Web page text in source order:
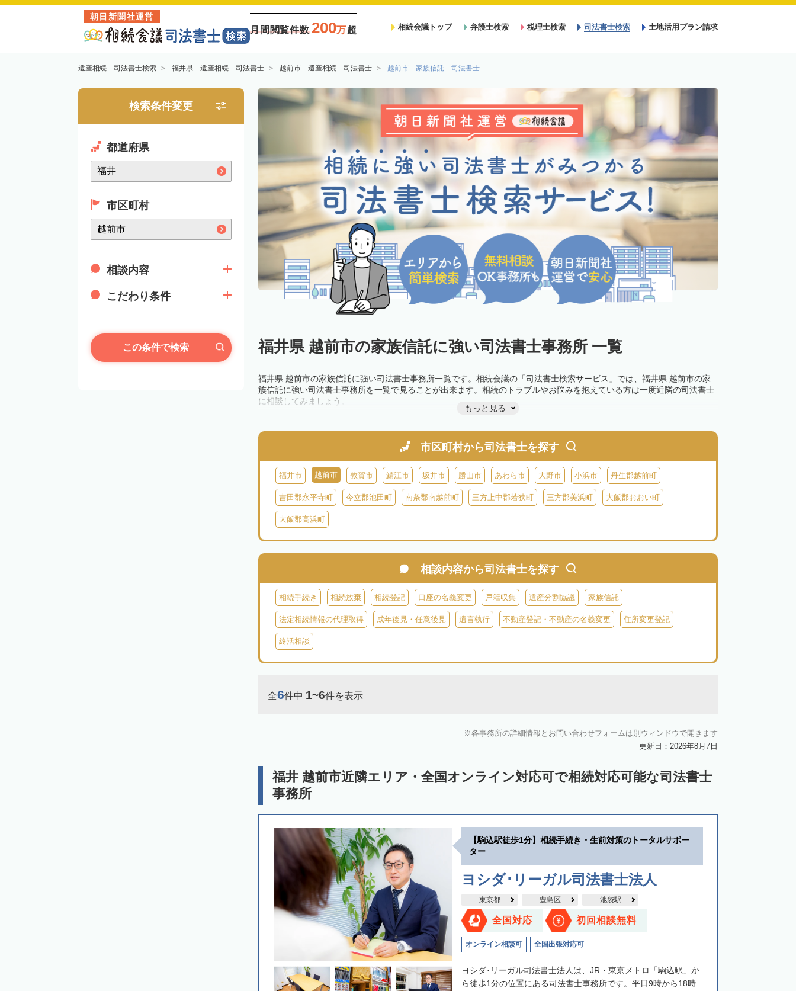
朝日新聞社運営
月間閲覧件数 200万超 相続会議トップ 弁護士検索 税理士検索 司法書士検索 土地活用プラン請求
遺産相続 司法書士検索 福井県 遺産相続 司法書士 越前市 遺産相続 司法書士 越前市 家族信託 司法書士
検索条件変更
都道府県
市区町村
相談内容
こだわり条件
この条件で検索 福井県 越前市の家族信託に強い司法書士事務所 一覧
福井県 越前市の家族信託に強い司法書士事務所一覧です。相続会議の「司法書士検索サービス」では、福井県 越前市の家
族信託に強い司法書士事務所を一覧で見ることが出来ます。相続のトラブルやお悩みを抱えている方は一度近隣の司法書士
に相談してみましょう。
もっと見る
市区町村から司法書士を探す
福井市 越前市 敦賀市 鯖江市 坂井市 勝山市 あわら市 大野市 小浜市 丹生郡越前町
吉田郡永平寺町 今立郡池田町 南条郡南越前町 三方上中郡若狭町 三方郡美浜町 大飯郡おおい町
大飯郡高浜町
相談内容から司法書士を探す
相続手続き 相続放棄 相続登記 口座の名義変更 戸籍収集 遺産分割協議 家族信託
法定相続情報の代理取得 成年後見・任意後見 遺言執行 不動産登記・不動産の名義変更 住所変更登記
終活相談
全6件中 1~6件を表示
各事務所の詳細情報とお問い合わせフォームは別ウィンドウで開きます
更新日：2026年8月7日
福井 越前市近隣エリア・全国オンライン対応可で相続対応可能な司法書士
事務所
【駒込駅徒歩1分】相続手続き・生前対策のトータルサポー
ター
ヨシダ･リーガル司法書士法人
東京都 豊島区 池袋駅
全国対応 初回相談無料
オンライン相談可 全国出張対応可
ヨシダ･リーガル司法書士法人は、JR・東京メトロ「駒込駅」か
ら徒歩1分の位置にある司法書士事務所です。平日9時から18時